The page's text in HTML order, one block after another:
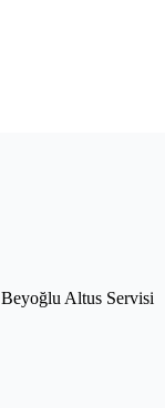
Beyoğlu Altus Servisi